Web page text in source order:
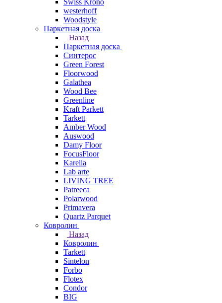
Swiss Krono
westerhoff
Woodstyle
Паркетная доска
Назад
Паркетная доска
Синтерос
Green Forest
Floorwood
Galathea
Wood Bee
Greenline
Kraft Parkett
Tarkett
Amber Wood
Auswood
Damy Floor
FocusFloor
Karelia
Lab arte
LIVING TREE
Patreeca
Polarwood
Primavera
Quartz Parquet
Ковролин
Назад
Ковролин
Tarkett
Sintelon
Forbo
Flotex
Condor
BIG